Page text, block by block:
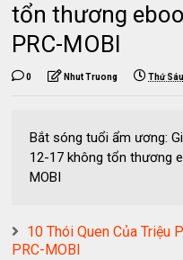
tổn thương
PRC-MOBI
0 Nhut Truong Thứ
Bắt sóng tuổi ẩm ương:
12-17 không tổn thương
MOBI
10 Thói Quen Của Triệu
PRC-MOBI